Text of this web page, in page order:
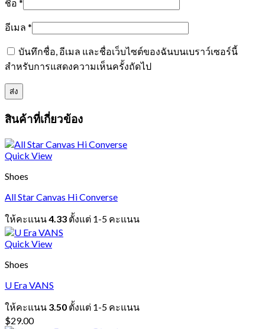
ชื่อ *
อีเมล *
บันทึกชื่อ, อีเมล และชื่อเว็บไซต์ของฉันบนเบราว์เซอร์นี้
สำหรับการแสดงความเห็นครั้งถัดไป
สินค้าที่เกี่ยวข้อง
Quick View
Shoes
All Star Canvas Hi Converse
ให้คะแนน4.33 ตั้งแต่ 1-5 คะแนน
Quick View
Shoes
U Era VANS
ให้คะแนน 3.50 ตั้งแต่ 1-5 คะแนน
$29.00